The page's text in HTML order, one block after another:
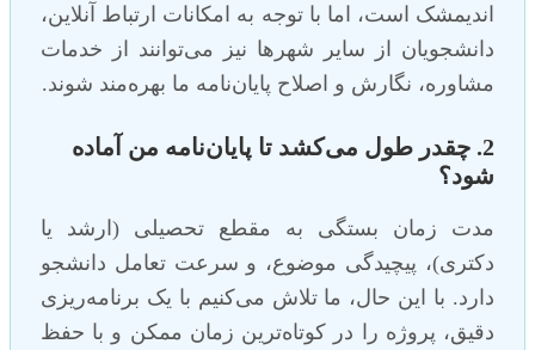
اندیمشک است، اما با توجه به امکانات ارتباط آنلاین،
دانشجویان از سایر شهرها نیز می‌توانند از خدمات
مشاوره، نگارش و اصلاح پایان‌نامه ما بهره‌مند شوند.
2. چقدر طول می‌کشد تا پایان‌نامه من آماده
شود؟
مدت زمان بستگی به مقطع تحصیلی (ارشد یا
دکتری)، پیچیدگی موضوع، و سرعت تعامل دانشجو
دارد. با این حال، ما تلاش می‌کنیم با یک برنامه‌ریزی
دقیق، پروژه را در کوتاه‌ترین زمان ممکن و با حفظ